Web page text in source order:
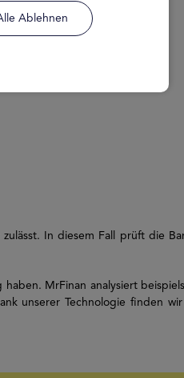
Ablehnen
In diesem Fall prüft die
MrFinan analysiert
unserer Technologie finden